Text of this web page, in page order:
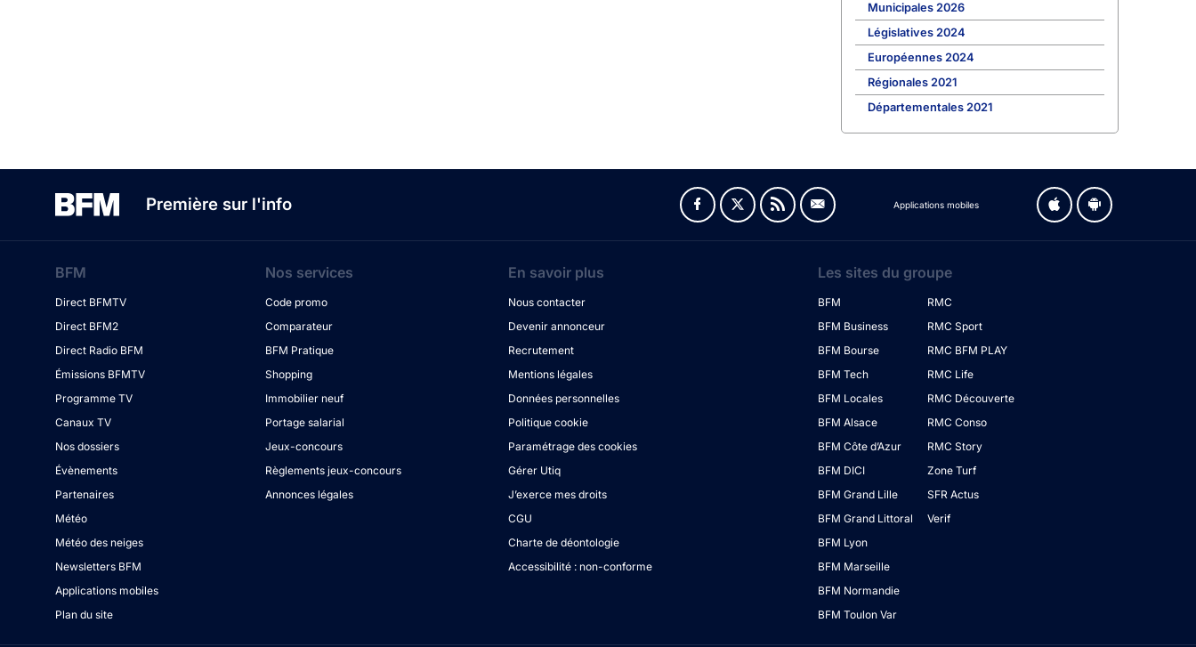
Municipales 2026
Législatives 2024
Européennes 2024
Régionales 2021
Départementales 2021
Première sur l'info Applications mobiles
BFM
Direct BFMTV
Direct BFM2
Direct Radio BFM
Émissions BFMTV
Programme TV
Canaux TV
Nos dossiers
Évènements
Partenaires
Météo
Météo des neiges
Newsletters BFM
Applications mobiles
Plan du site
Nos services
Code promo
Comparateur
BFM Pratique
Shopping
Immobilier neuf
Portage salarial
Jeux-concours
Règlements jeux-concours
Annonces légales
En savoir plus
Nous contacter
Devenir annonceur
Recrutement
Mentions légales
Données personnelles
Politique cookie
Paramétrage des cookies
Gérer Utiq
J’exerce mes droits
CGU
Charte de déontologie
Accessibilité : non-conforme
Les sites du groupe
BFM
BFM Business
BFM Bourse
BFM Tech
BFM Locales
BFM Alsace
BFM Côte d’Azur
BFM DICI
BFM Grand Lille
BFM Grand Littoral
BFM Lyon
BFM Marseille
BFM Normandie
BFM Toulon Var
RMC
RMC Sport
RMC BFM PLAY
RMC Life
RMC Découverte
RMC Conso
RMC Story
Zone Turf
SFR Actus
Verif